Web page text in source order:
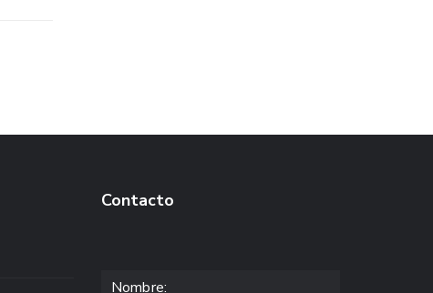
Contacto